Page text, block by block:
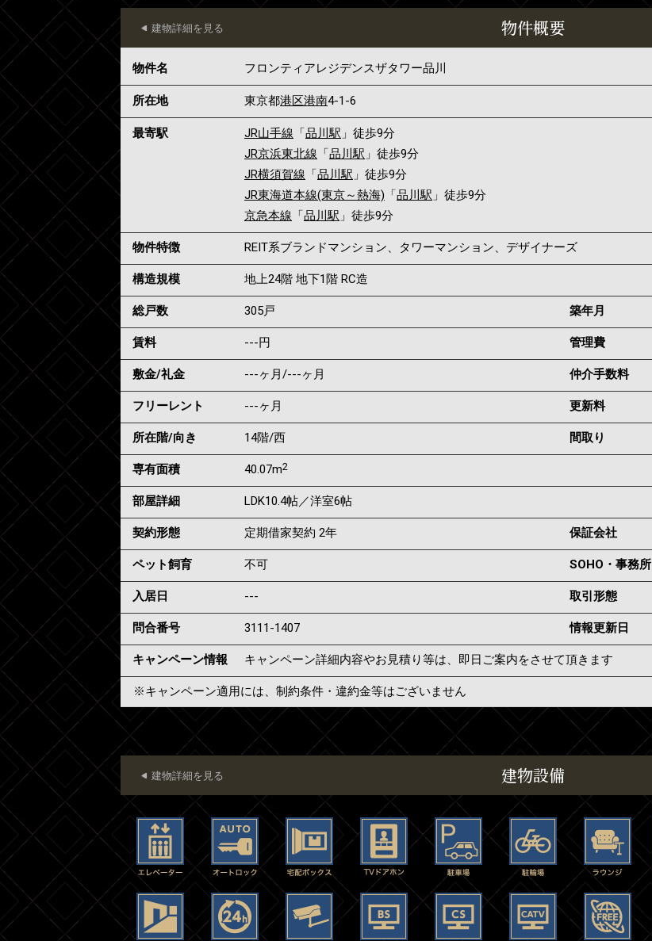
物件概要
建物詳細を見る
物件名 フロンティアレジデンスザタワー品川
所在地 東京都港区港南4-1-6
最寄駅 JR山手線 「品川駅 」徒歩9分
JR京浜東北線 「品川駅 」徒歩9分
JR横須賀線 「品川駅 」徒歩9分
JR東海道本線(東京～熱海) 「品川駅 」徒歩9分
京急本線 「品川駅 」徒歩9分
物件特徴 REIT系ブランドマンション、タワーマンション、デザイナーズ
構造規模 地上24階 地下1階 RC造
総戸数 305戸 築年月
賃料 ---円 管理費
敷金/礼金 ---ヶ月/---ヶ月 仲介手数料
フリーレント ---ヶ月 更新料
所在階/向き 14階/西 間取り
専有面積 40.07m2
部屋詳細 LDK10.4帖／洋室6帖
契約形態 定期借家契約 2年 保証会社
ペット飼育 不可 SOHO・事務所
入居日 --- 取引形態
問合番号 3111-1407 情報更新日
キャンペーン情報 キャンペーン詳細内容やお見積り等は、即日ご案内をさせて頂きます
※キャンペーン適用には、制約条件・違約金等はございません
建物設備
建物詳細を見る